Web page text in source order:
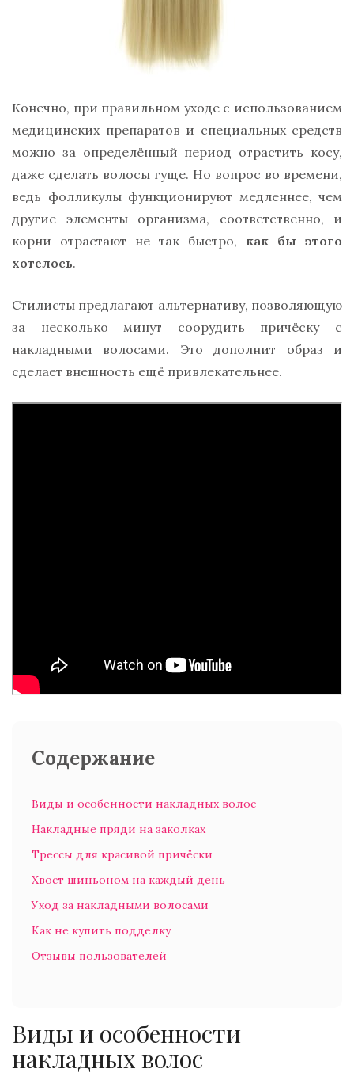
Конечно, при правильном уходе с использованием
медицинских препаратов и специальных средств
можно за определённый период отрастить косу,
даже сделать волосы гуще. Но вопрос во времени,
ведь фолликулы функционируют медленнее, чем
другие элементы организма, соответственно, и
корни отрастают не так быстро, как бы этого
хотелось.
Стилисты предлагают альтернативу, позволяющую
за несколько минут соорудить причёску с
накладными волосами. Это дополнит образ и
сделает внешность ещё привлекательнее.
Содержание
Виды и особенности накладных волос
Накладные пряди на заколках
Трессы для красивой причёски
Хвост шиньоном на каждый день
Уход за накладными волосами
Как не купить подделку
Отзывы пользователей
Виды и особенности
накладных волос